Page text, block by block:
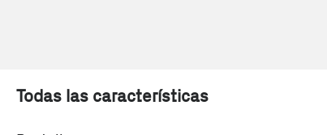
Todas las características